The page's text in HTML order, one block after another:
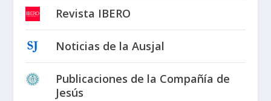
Revista IBERO
Noticias de la Ausjal
Publicaciones de la Compañía de
Jesús